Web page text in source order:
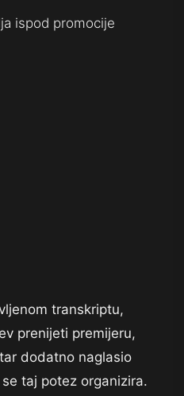
ispod promocije
transkriptu,
prenijeti premijeru,
dodatno naglasio
taj potez organizira.